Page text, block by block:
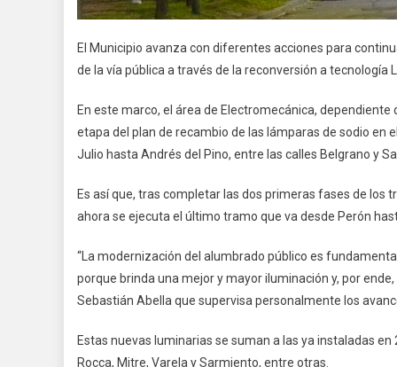
El Municipio avanza con diferentes acciones para
de la vía pública a través de la reconversión a tecnología
En este marco, el área de Electromecánica,
etapa del plan de recambio de las lámparas de sodio en
Julio hasta Andrés del Pino, entre las calles Belgrano y
Es así que, tras completar las dos primeras fases de los
ahora se ejecuta el último tramo que va desde Perón
“La modernización del alumbrado público es
porque brinda una mejor y mayor iluminación y, por
Sebastián Abella que supervisa personalmente los
Estas nuevas luminarias se suman a las ya instaladas
Rocca, Mitre, Varela y Sarmiento, entre otras.